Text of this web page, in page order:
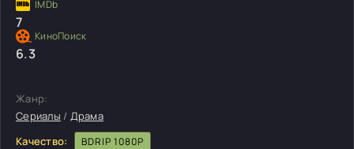
7
6.3
Жанр:
Сериалы / Драма
Качество:
BDRIP 1080P